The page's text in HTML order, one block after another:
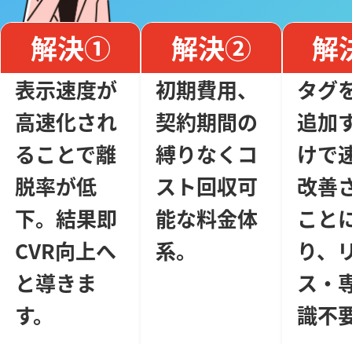
解決①
表示速度が
高速化され
ることで離
脱率が低
下。結果即
CVR向上へ
と導きま
す。
解決②
初期費用、
契約期間の
縛りなくコ
スト回収可
能な料金体
系。
解
タグ
追加
けで
改善
こと
り、
ス・
識不